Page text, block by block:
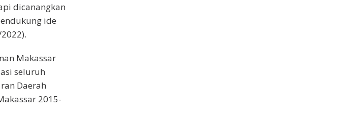
dicanangkan
ide
Makassar
seluruh
Daerah
2015-